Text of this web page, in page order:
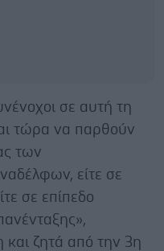
σε αυτή τη
τώρα να παρθούν
των
είτε σε
σε επίπεδο
και ζητά από την 3η